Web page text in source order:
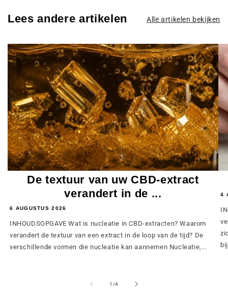
Lees andere artikelen Alle artikelen bekijken
De textuur van uw CBD-extract
verandert in de ...
6 AUGUSTUS 2026
INHOUDSOPGAVE Wat is nucleatie in CBD-extracten? Waarom
verandert de textuur van een extract in de loop van de tijd? De
verschillende vormen die nucleatie kan aannemen Nucleatie,...
4
1 /van
4